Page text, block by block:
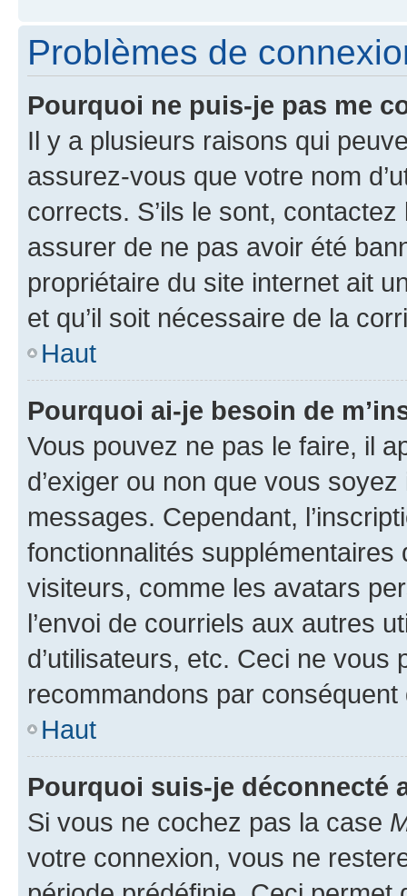
Problèmes de
Pourquoi ne puis-je pas me
Il y a plusieurs raisons qui
assurez-vous que votre nom
corrects. S’ils le sont,
assurer de ne pas avoir été
propriétaire du site internet ait
et qu’il soit nécessaire de la
Haut
Pourquoi ai-je besoin de
Vous pouvez ne pas le faire, il
d’exiger ou non que vous
messages. Cependant,
fonctionnalités
visiteurs, comme les avatars
l’envoi de courriels aux autres
d’utilisateurs, etc. Ceci ne vous
recommandons par conséquent
Haut
Pourquoi suis-je déconnecté
Si vous ne cochez pas la case
votre connexion, vous ne